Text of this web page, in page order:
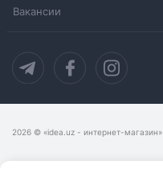
Вакансии
2026 © «idea.uz - интернет-магазин»